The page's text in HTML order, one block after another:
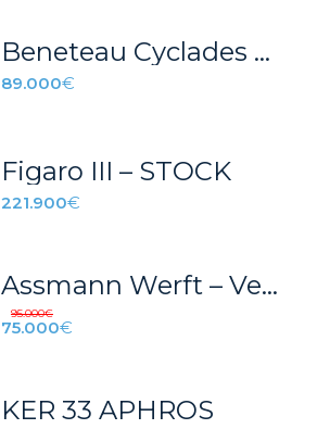
Beneteau Cyclades 43
89.000€
Figaro III – STOCK
221.900€
Assmann Werft – Velero eléctrico
95.000€
75.000€
KER 33 APHROS